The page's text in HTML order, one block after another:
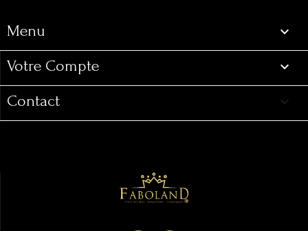
Menu 
Votre Compte 
Contact keyboard_arrow_down